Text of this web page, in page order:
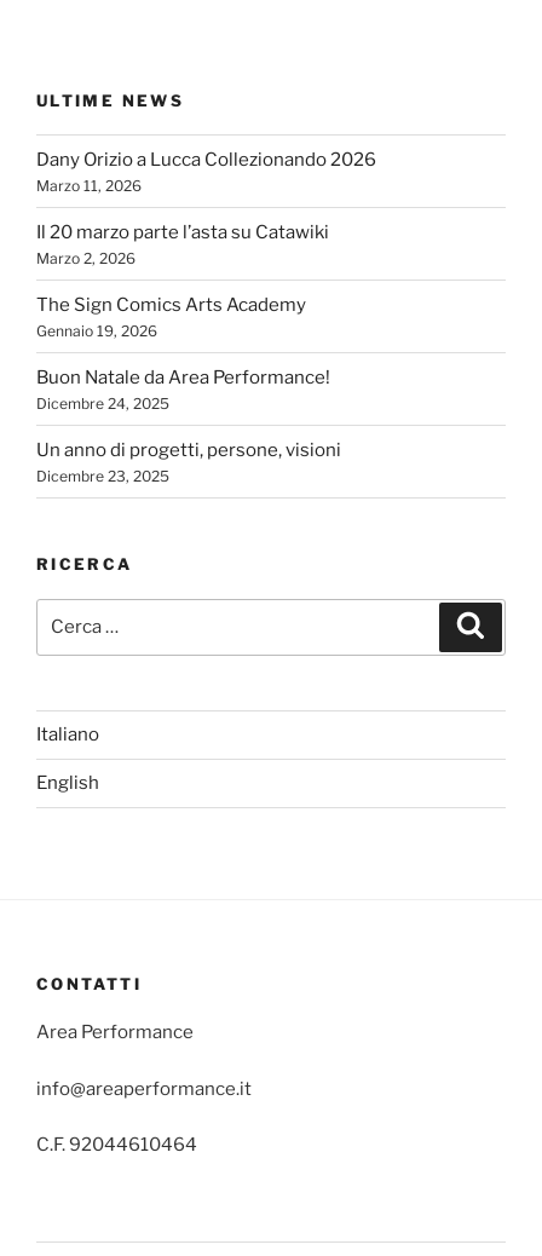
ULTIME NEWS
Dany Orizio a Lucca Collezionando 2026
Marzo 11, 2026
Il 20 marzo parte l’asta su Catawiki
Marzo 2, 2026
The Sign Comics Arts Academy
Gennaio 19, 2026
Buon Natale da Area Performance!
Dicembre 24, 2025
Un anno di progetti, persone, visioni
Dicembre 23, 2025
RICERCA
Italiano
English
CONTATTI
Area Performance
info@areaperformance.it
C.F. 92044610464